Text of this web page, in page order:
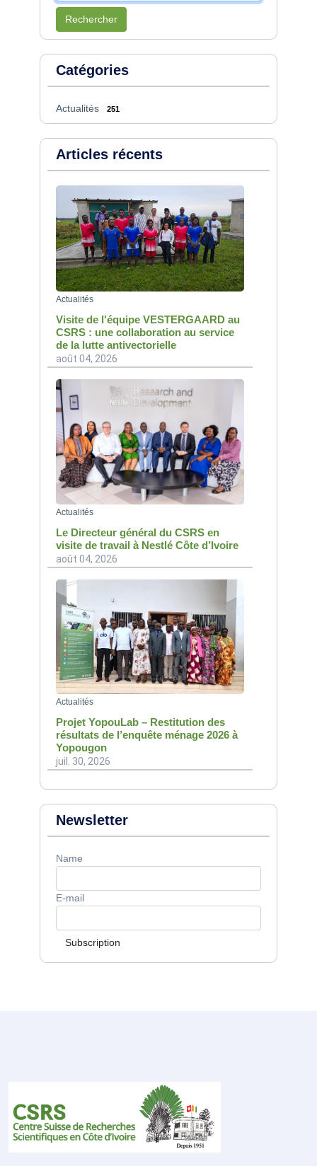
Rechercher
Catégories
Actualités 251
Articles récents
Actualités
Visite de l'équipe VESTERGAARD au
CSRS : une collaboration au service
de la lutte antivectorielle
août 04, 2026
Actualités
Le Directeur général du CSRS en
visite de travail à Nestlé Côte d’Ivoire
août 04, 2026
Actualités
Projet YopouLab – Restitution des
résultats de l’enquête ménage 2026 à
Yopougon
juil. 30, 2026
Newsletter
Name
E-mail
Subscription